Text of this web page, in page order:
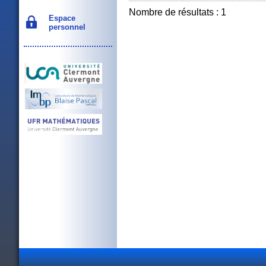
Espace
personnel
Nombre de résultats : 1